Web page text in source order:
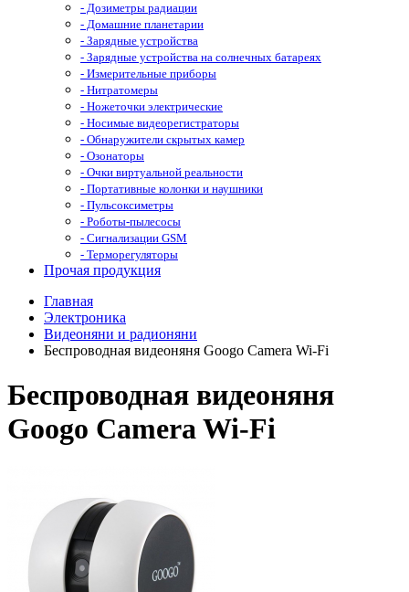
- Дозиметры радиации
- Домашние планетарии
- Зарядные устройства
- Зарядные устройства на солнечных батареях
- Измерительные приборы
- Нитратомеры
- Ножеточки электрические
- Носимые видеорегистраторы
- Обнаружители скрытых камер
- Озонаторы
- Очки виртуальной реальности
- Портативные колонки и наушники
- Пульсоксиметры
- Роботы-пылесосы
- Сигнализации GSM
- Терморегуляторы
Прочая продукция
Главная
Электроника
Видеоняни и радионяни
Беспроводная видеоняня Googo Camera Wi-Fi
Беспроводная видеоняня
Googo Camera Wi-Fi